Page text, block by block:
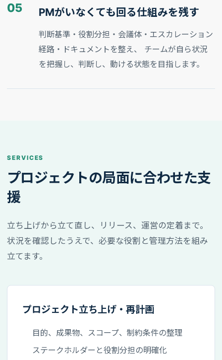
05 PMがいなくても回る仕組みを残す
判断基準・役割分担・会議体・エスカレーション
経路・ドキュメントを整え、 チームが自ら状況
を把握し、判断し、動ける状態を目指します。
SERVICES
プロジェクトの局面に合わせた支
援
立ち上げから立て直し、リリース、運営の定着まで。
状況を確認したうえで、必要な役割と管理方法を組み
立てます。
プロジェクト立ち上げ・再計画
目的、成果物、スコープ、制約条件の整理
ステークホルダーと役割分担の明確化